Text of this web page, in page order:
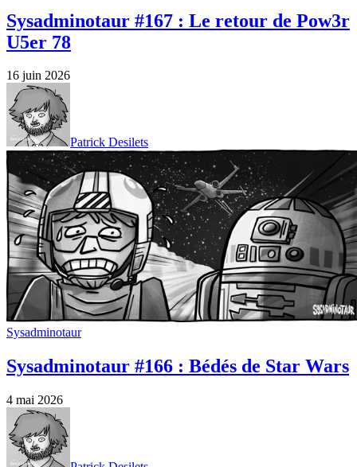
Sysadminotaur #167 : Le retour de Pow3r
U5er 78
16 juin 2026
Patrick Desilets
Sysadminotaur
Sysadminotaur #166 : Bédés de Star Wars
4 mai 2026